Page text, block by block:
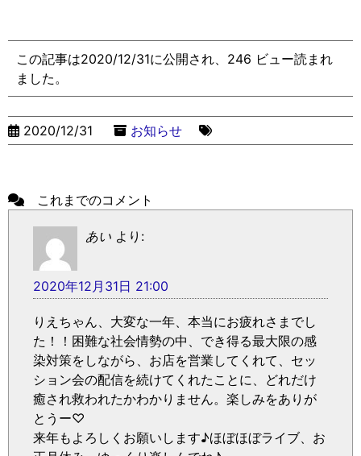
この記事は2020/12/31に公開され、246 ビュー読まれ
ました。
2020/12/31 お知らせ
これまでのコメント
あい より:
2020年12月31日 21:00
りえちゃん、大変な一年、本当にお疲れさまでし
た！！困難な社会情勢の中、でき得る最大限の感
染対策をしながら、お店を営業してくれて、セッ
ション会の配信を続けてくれたことに、どれだけ
癒され救われたかわかりません。楽しみをありが
とうー♡
来年もよろしくお願いします♪ほぼほぼライブ、お